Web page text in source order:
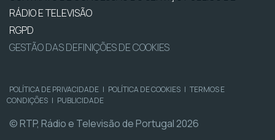
RÁDIO E TELEVISÃO
RGPD
GESTÃO DAS DEFINIÇÕES DE COOKIES
POLÍTICA DE PRIVACIDADE | POLÍTICA DE COOKIES | TERMOS E
CONDIÇÕES | PUBLICIDADE
© RTP, Rádio e Televisão de Portugal 2026